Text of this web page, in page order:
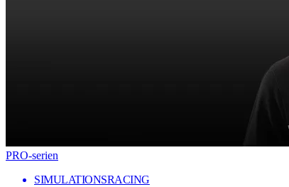
PRO-serien
SIMULATIONSRACING